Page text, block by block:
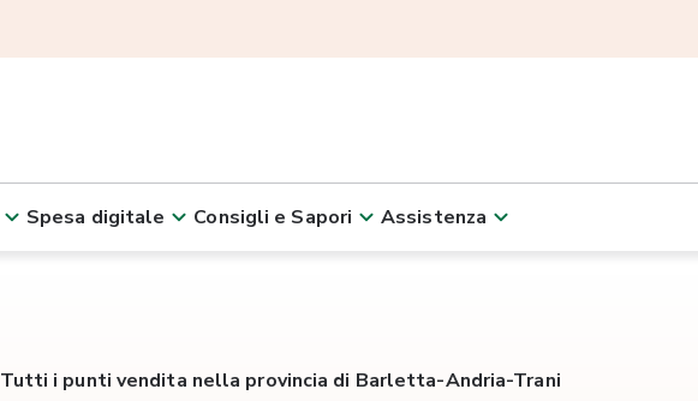
Spesa digitale Consigli e Sapori Assistenza
Tutti i punti vendita nella provincia di Barletta-Andria-Trani